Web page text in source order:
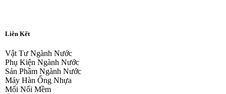
Liên Kết
Vật Tư Ngành Nước
Phụ Kiện Ngành Nước
Sản Phầm Ngành Nước
Máy Hàn Ống Nhựa
Mối Nối Mềm